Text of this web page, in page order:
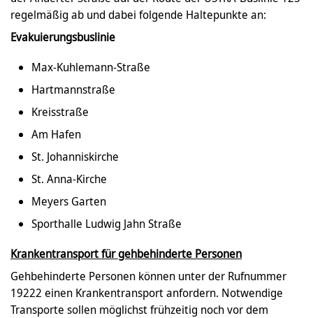
regelmäßig ab und dabei folgende Haltepunkte an:
Evakuierungsbuslinie
Max-Kuhlemann-Straße
Hartmannstraße
Kreisstraße
Am Hafen
St. Johanniskirche
St. Anna-Kirche
Meyers Garten
Sporthalle Ludwig Jahn Straße
Krankentransport für gehbehinderte Personen
Gehbehinderte Personen können unter der Rufnummer
19222 einen Krankentransport anfordern. Notwendige
Transporte sollen möglichst frühzeitig noch vor dem